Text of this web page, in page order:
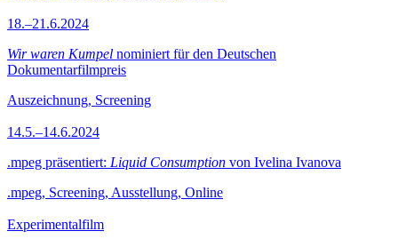
18.–21.6.2024
Wir waren Kumpel nominiert für den Deutschen
Dokumentarfilmpreis
Auszeichnung, Screening
14.5.–14.6.2024
.mpeg präsentiert: Liquid Consumption von Ivelina Ivanova
.mpeg, Screening, Ausstellung, Online
Experimentalfilm